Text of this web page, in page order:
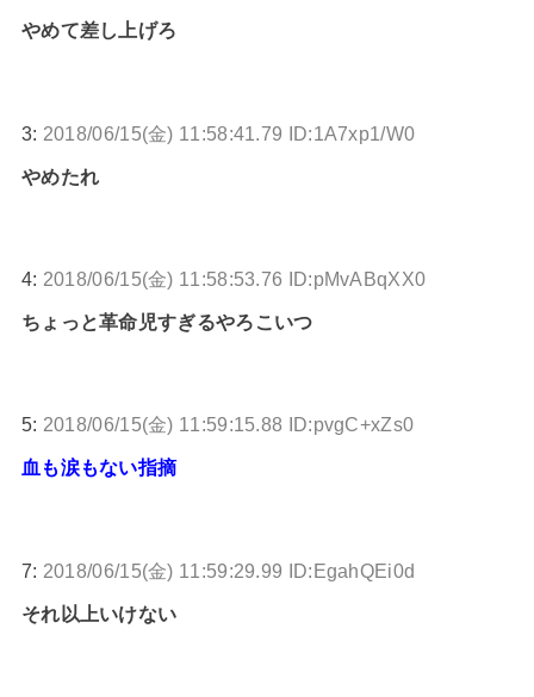
やめて差し上げろ
3: 2018/06/15(金) 11:58:41.79 ID:1A7xp1/W0
やめたれ
4: 2018/06/15(金) 11:58:53.76 ID:pMvABqXX0
ちょっと革命児すぎるやろこいつ
5: 2018/06/15(金) 11:59:15.88 ID:pvgC+xZs0
血も涙もない指摘
7: 2018/06/15(金) 11:59:29.99 ID:EgahQEi0d
それ以上いけない